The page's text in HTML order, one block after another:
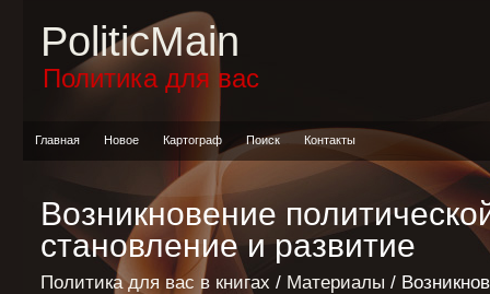
PoliticMain
Политика для вас
Главная Новое Картограф Поиск Контакты
Возникновение
становление и развитие
Политика для вас в книгах / Материалы /